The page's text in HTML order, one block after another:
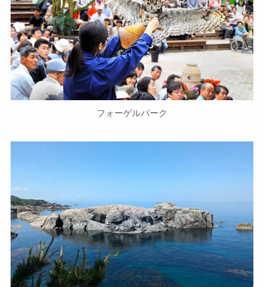
フォーゲルパーク